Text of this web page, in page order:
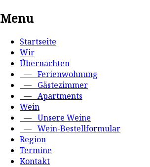
Menu
Startseite
Wir
Übernachten
— Ferienwohnung
— Gästezimmer
— Apartments
Wein
— Unsere Weine
— Wein-Bestellformular
Region
Termine
Kontakt